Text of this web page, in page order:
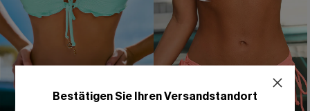
Bestätigen Sie Ihren Versandstandort